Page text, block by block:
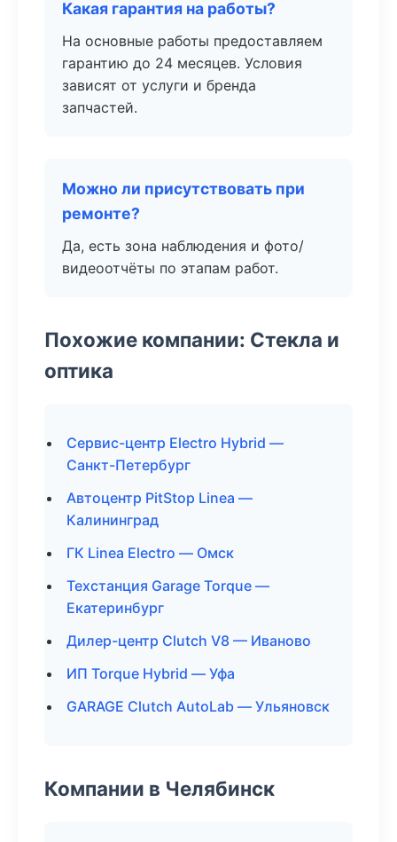
Какая гарантия на работы?
На основные работы предоставляем
гарантию до 24 месяцев. Условия
зависят от услуги и бренда
запчастей.
Можно ли присутствовать при
ремонте?
Да, есть зона наблюдения и фото/
видеоотчёты по этапам работ.
Похожие компании: Стекла и
оптика
Сервис-центр Electro Hybrid —
Санкт-Петербург
Автоцентр PitStop Linea —
Калининград
ГК Linea Electro — Омск
Техстанция Garage Torque —
Екатеринбург
Дилер-центр Clutch V8 — Иваново
ИП Torque Hybrid — Уфа
GARAGE Clutch AutoLab — Ульяновск
Компании в Челябинск